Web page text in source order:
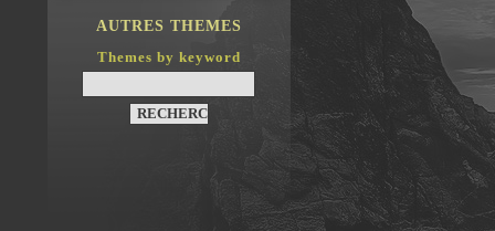
AUTRES THEMES
Themes by keyword